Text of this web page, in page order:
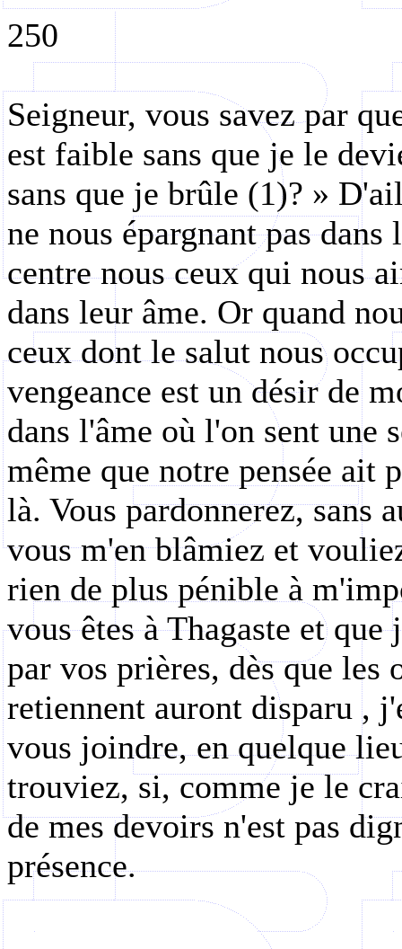
250
Seigneur, vous savez par
est faible sans que je le
sans que je brûle (1)? »
ne nous épargnant pas
centre nous ceux qui nous
dans leur âme. Or quand
ceux dont le salut nous
vengeance est un désir de
dans l'âme où l'on sent une
même que notre pensée ait
là. Vous pardonnerez, sans
vous m'en blâmiez et
rien de plus pénible à
vous êtes àThagaste et que
par vos prières, dès que les
retiennent auront disparu ,
vous joindre, en quelque
trouviez, si, comme je le
de mes devoirs n'est pas
présence.